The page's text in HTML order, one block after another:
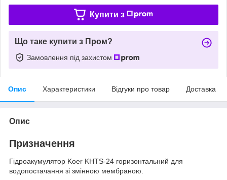
Купити з
Що таке купити з Пром?
Замовлення під захистом
Опис Характеристики Відгуки про товар Доставка
Опис
Призначення
Гідроакумулятор Koer KHTS-24 горизонтальний для
водопостачання зі змінною мембраною.